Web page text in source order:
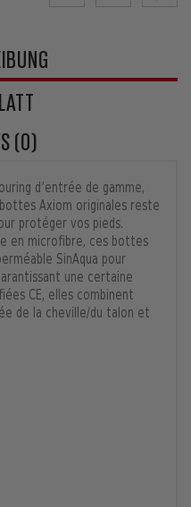
(0)
d’entrée de gamme,
Axiom originales reste
protéger vos pieds.
en microfibre, ces bottes
SinAqua pour
une certaine
CE, elles combinent
de la cheville/du talon et